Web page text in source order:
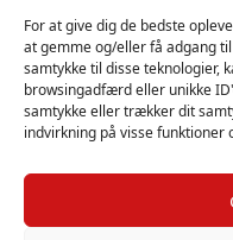
For at give dig de bedste
at gemme og/eller få adgang
samtykke til disse teknologier,
browsingadfærd eller unikke
samtykke eller trækker dit
indvirkning på visse funktioner